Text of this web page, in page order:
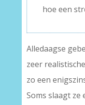
hoe een
Alledaagse
zeer
zo een
Soms slaagt ze